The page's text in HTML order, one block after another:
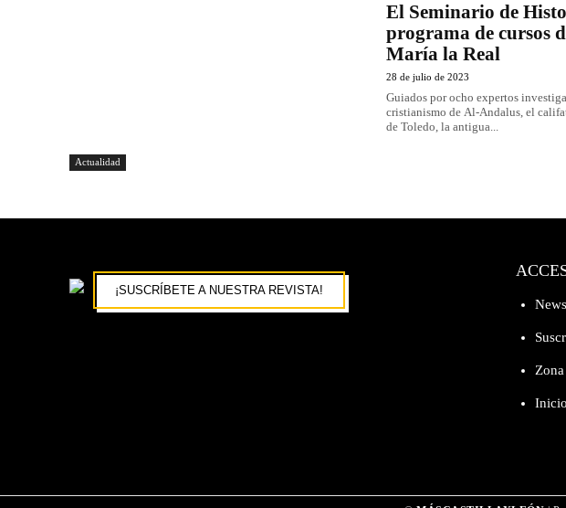
Actualidad
El Seminario de
programa de cursos
María la Real
28 de julio de 2023
Guiados por ocho expertos
cristianismo de Al-Andalus, el
de Toledo, la antigua...
¡SUSCRÍBETE A NUESTRA REVISTA!
Inicio